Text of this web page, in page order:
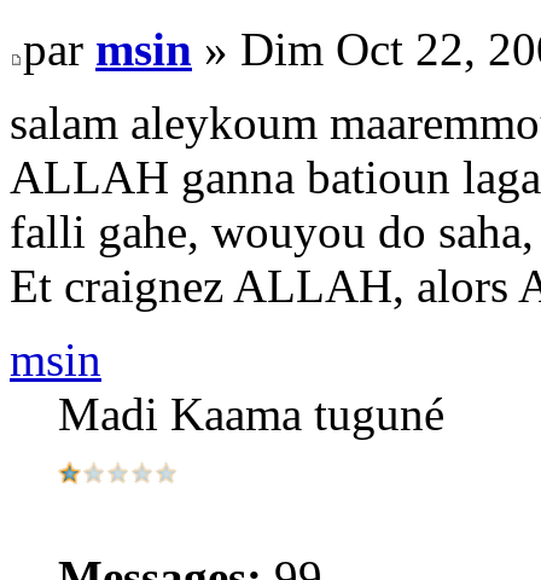
par msin » Dim Oct 22,
salam aleykoum
ALLAH ganna batioun
falli gahe, wouyou do
Et craignez ALLAH, alors
msin
Madi Kaama tuguné